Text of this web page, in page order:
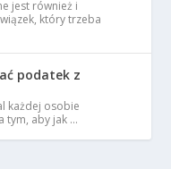
jest również i
który trzeba
podatek z
każdej osobie
tym, aby jak …